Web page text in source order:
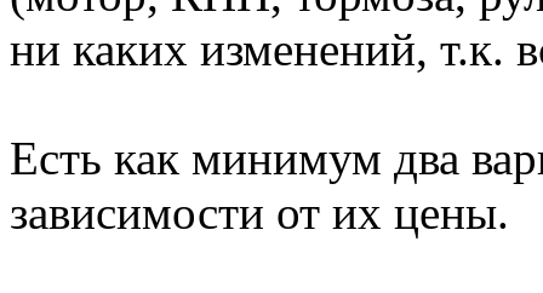
ни каких изменений, т.к.
Есть как минимум два
зависимости от их цены.